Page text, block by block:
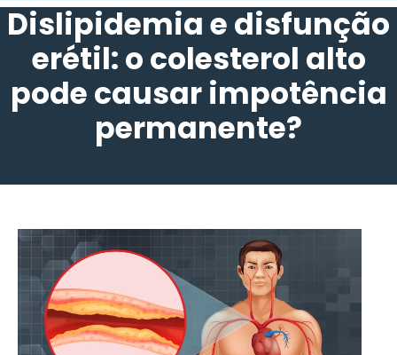
Dislipidemia e disfunção
erétil: o colesterol alto
pode causar impotência
permanente?